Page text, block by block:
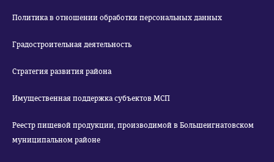
Политика в отношении обработки персональных данных
Градостроительная деятельность
Стратегия развития района
Имущественная поддержка субъектов МСП
Реестр пищевой продукции, производимой в Большеигнатовском
муниципальном районе